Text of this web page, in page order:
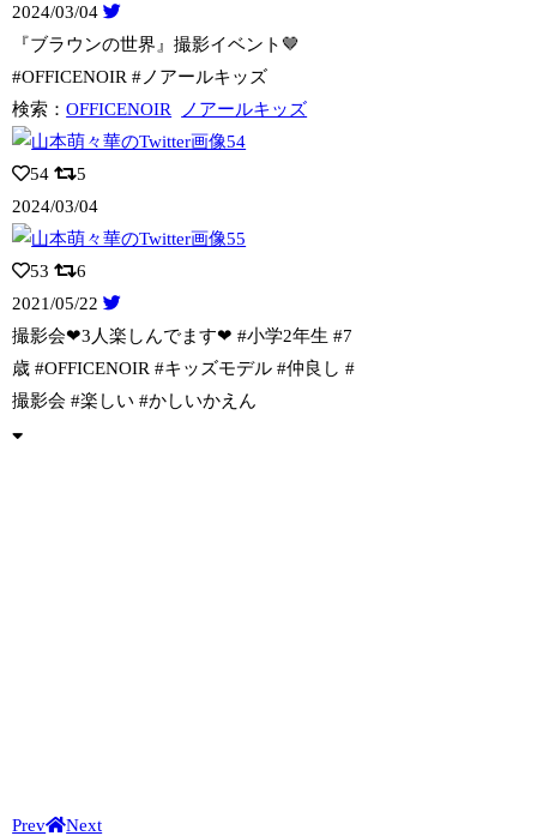
2024/03/04
『ブラウンの世界』撮影イベント🤎
#OFFICENOIR #ノアールキッズ
検索：OFFICENOIR ノアールキッズ
54
5
2024/03/04
53
6
2021/05/22
撮影会❤︎3人楽しんでます❤︎ #小学2年生 #7
歳 #OFFICENOIR#キッズモデル #仲良し #
撮影会 #楽しい #かしいかえん
Prev Next